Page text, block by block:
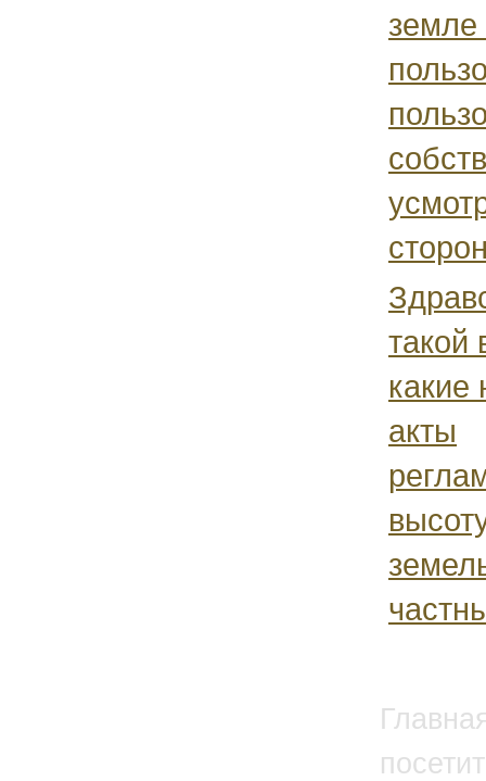
такой
какие
акты